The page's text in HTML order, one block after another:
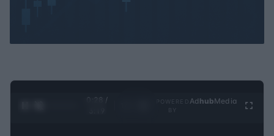
0:28 /
Ad hubMedia